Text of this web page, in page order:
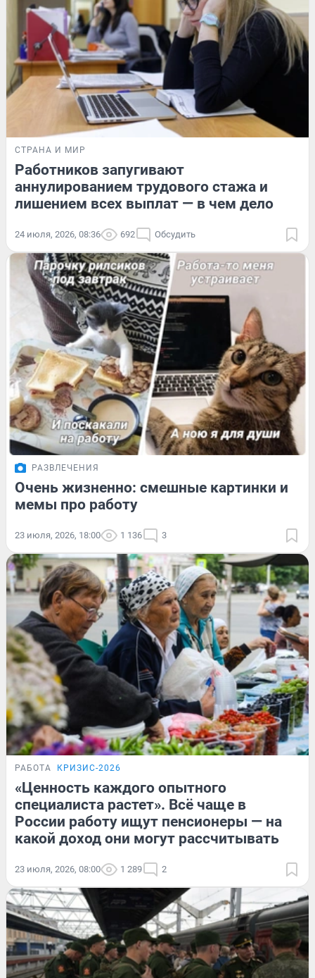
СТРАНА И МИР
Работников запугивают
аннулированием трудового стажа и
лишением всех выплат — в чем дело
24 июля, 2026, 08:36 692 Обсудить
РАЗВЛЕЧЕНИЯ
Очень жизненно: смешные картинки и
мемы про работу
23 июля, 2026, 18:00 1 136 3
РАБОТА КРИЗИС-2026
«Ценность каждого опытного
специалиста растет». Всё чаще в
России работу ищут пенсионеры — на
какой доход они могут рассчитывать
23 июля, 2026, 08:00 1 289 2